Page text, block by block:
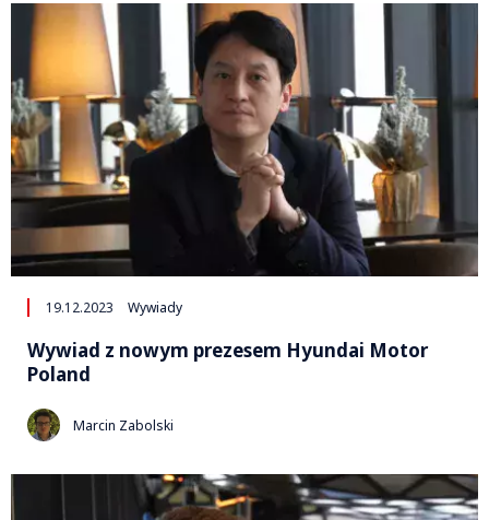
19.12.2023 Wywiady
Wywiad z nowym prezesem Hyundai Motor
Poland
Marcin Zabolski